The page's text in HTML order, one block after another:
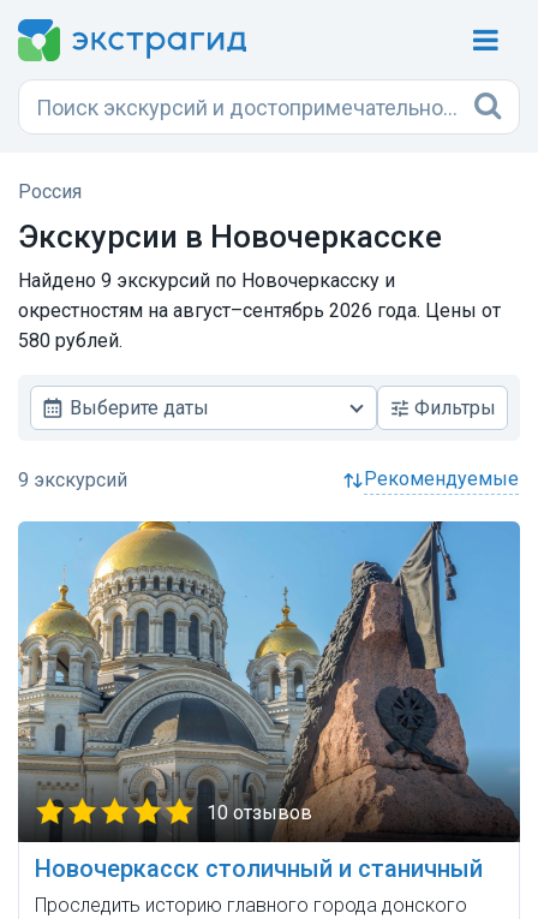
Россия
Экскурсии в Новочеркасске
Найдено 9 экскурсий по Новочеркасску и
окрестностям на август–сентябрь 2026 года. Цены от
580 рублей.
Выберите даты Фильтры
рекомендуемые
10 отзывов
Новочеркасск столичный и станичный
Проследить историю главного города донского